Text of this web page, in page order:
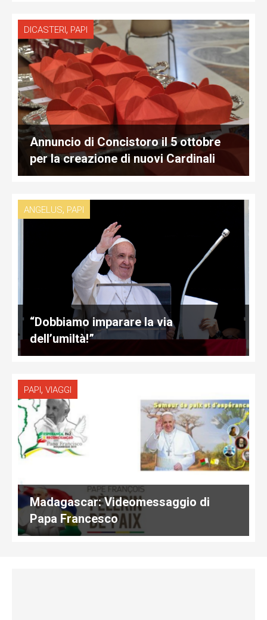
DICASTERI, PAPI
Annuncio di Concistoro il 5 ottobre
per la creazione di nuovi Cardinali
ANGELUS, PAPI
“Dobbiamo imparare la via
dell’umiltà!”
PAPI, VIAGGI
Madagascar: Videomessaggio di
Papa Francesco